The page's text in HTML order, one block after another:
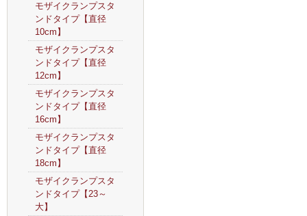
モザイクランプスタ
ンドタイプ【直径
10cm】
モザイクランプスタ
ンドタイプ【直径
12cm】
モザイクランプスタ
ンドタイプ【直径
16cm】
モザイクランプスタ
ンドタイプ【直径
18cm】
モザイクランプスタ
ンドタイプ【23～
大】